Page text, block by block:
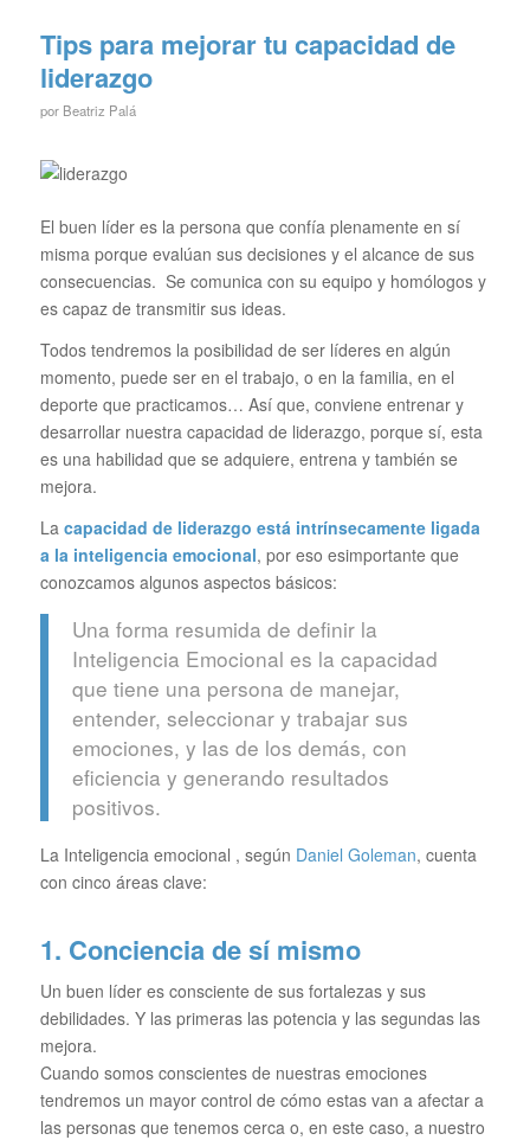
Tips para mejorar tu capacidad de
liderazgo
por Beatriz Palá
El buen líder es la persona que confía plenamente en sí
misma porque evalúan sus decisiones y el alcance de sus
consecuencias. Se comunica con su equipo y homólogos y
es capaz de transmitir sus ideas.
Todos tendremos la posibilidad de ser líderes en algún
momento, puede ser en el trabajo, o en la familia, en el
deporte que practicamos… Así que, conviene entrenar y
desarrollar nuestra capacidad de liderazgo, porque sí, esta
es una habilidad que se adquiere, entrena y también se
mejora.
La capacidad de liderazgo está intrínsecamente ligada
a la inteligencia emocional, por eso esimportante que
conozcamos algunos aspectos básicos:
Una forma resumida de definir la
Inteligencia Emocional es la capacidad
que tiene una persona de manejar,
entender, seleccionar y trabajar sus
emociones, y las de los demás, con
eficiencia y generando resultados
positivos.
La Inteligencia emocional , según Daniel Goleman, cuenta
con cinco áreas clave:
1. Conciencia de sí mismo
Un buen líder es consciente de sus fortalezas y sus
debilidades. Y las primeras las potencia y las segundas las
mejora.
Cuando somos conscientes de nuestras emociones
tendremos un mayor control de cómo estas van a afectar a
las personas que tenemos cerca o, en este caso, a nuestro